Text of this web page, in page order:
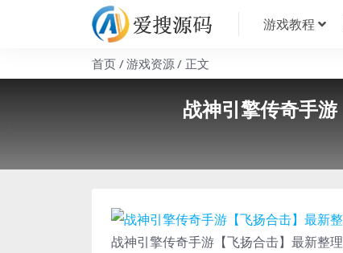
游戏教程
首页 游戏资源 正文
战神引擎传奇手
战神引擎传奇手游【飞扬合击】最新整